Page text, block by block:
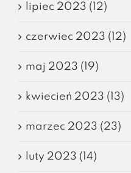
lipiec 2023 (12)
czerwiec 2023 (12)
maj 2023 (19)
kwiecień 2023 (13)
marzec 2023 (23)
luty 2023 (14)